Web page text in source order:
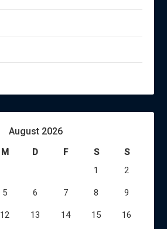
August 2026
M D F S
S
1
2
5 6 7 8 9
12 13 14 15 16